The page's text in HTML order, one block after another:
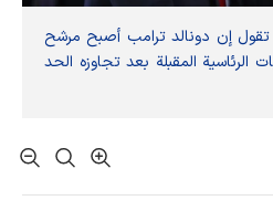
تقول إن دونالد ترامب أصبح مرشح
الرئاسية المقبلة بعد تجاوزه الحد